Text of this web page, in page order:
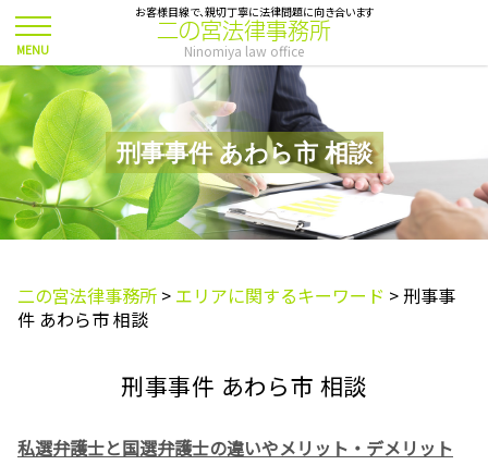
刑事事件 あわら市 相談
お客様目線で、親切丁寧に法律問題に向き合います
二の宮法律事務所
Ninomiya law office
二の宮法律事務所 > エリアに関するキーワード >刑事事
件 あわら市 相談
刑事事件 あわら市 相談
私選弁護士と国選弁護士の違いやメリット・デメリット